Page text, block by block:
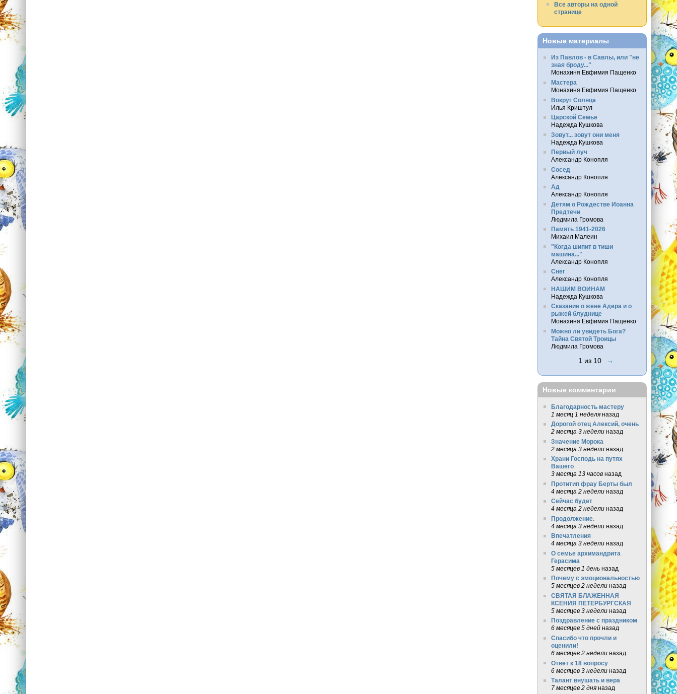
Все авторы на одной
странице
Новые материалы
Из Павлов - в Савлы, или "не
зная броду..."
Монахиня Евфимия Пащенко
Мастера
Монахиня Евфимия Пащенко
Вокруг Солнца
Илья Криштул
Царской Семье
Надежда Кушкова
Зовут... зовут они меня
Надежда Кушкова
Первый луч
Александр Конопля
Сосед
Александр Конопля
Ад
Александр Конопля
Детям о Рождестве Иоанна
Предтечи
Людмила Громова
Память 1941-2026
Михаил Малеин
"Когда шипит в тиши
машина..."
Александр Конопля
Снег
Александр Конопля
НАШИМ ВОИНАМ
Надежда Кушкова
Сказание о жене Адера и о
рыжей блуднице
Монахиня Евфимия Пащенко
Можно ли увидеть Бога?
Тайна Святой Троицы
Людмила Громова
1 из 10 →
Новые комментарии
Благодарность мастеру
1 месяц 1 неделяназад
Дорогой отец Алексий, очень
2 месяца 3 неделиназад
Значение Морока
2 месяца 3 неделиназад
Храни Господь на путях
Вашего
3 месяца 13 часовназад
Протитип фрау Берты был
4 месяца 2 неделиназад
Сейчас будет
4 месяца 2 неделиназад
Продолжение.
4 месяца 3 неделиназад
Впечатления
4 месяца 3 неделиназад
О семье архимандрита
Герасима
5 месяцев 1 деньназад
Почему с эмоциональностью
5 месяцев 2 неделиназад
СВЯТАЯ БЛАЖЕННАЯ
КСЕНИЯ ПЕТЕРБУРГСКАЯ
5 месяцев 3 неделиназад
Поздравление с праздником
6 месяцев 5 днейназад
Спасибо что прочли и
оценили!
6 месяцев 2 неделиназад
Ответ к 18 вопросу
6 месяцев 3 неделиназад
Талант внушать и вера
7 месяцев 2 дняназад